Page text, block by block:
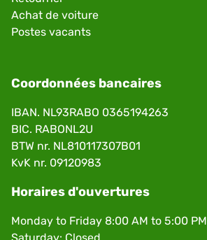
Achat de voiture
Postes vacants
Coordonnées bancaires
IBAN. NL93RABO 0365194263
BIC. RABONL2U
BTW nr. NL810117307B01
KvK nr. 09120983
Horaires d'ouvertures
Monday to Friday 8:00 AM to 5:00 PM